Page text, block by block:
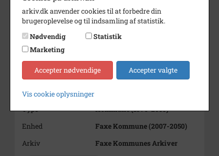
datter af kunstmaler Aage
Jacobsen.
Årstal
1945
Fotograf
Ukendt
Se på kort
Type
Kommune (1970-2050)
Enhed
Faxe Kommune (2007-2050)
Arkiv
Faxe Kommunes Arkiver
arkiv.dk anvender cookies til at forbedre din
brugeroplevelse og til indsamling af statistik.
Nødvendig
Statistik
Marketing
Accepter nødvendige Accepter valgte
Vis cookie oplysninger